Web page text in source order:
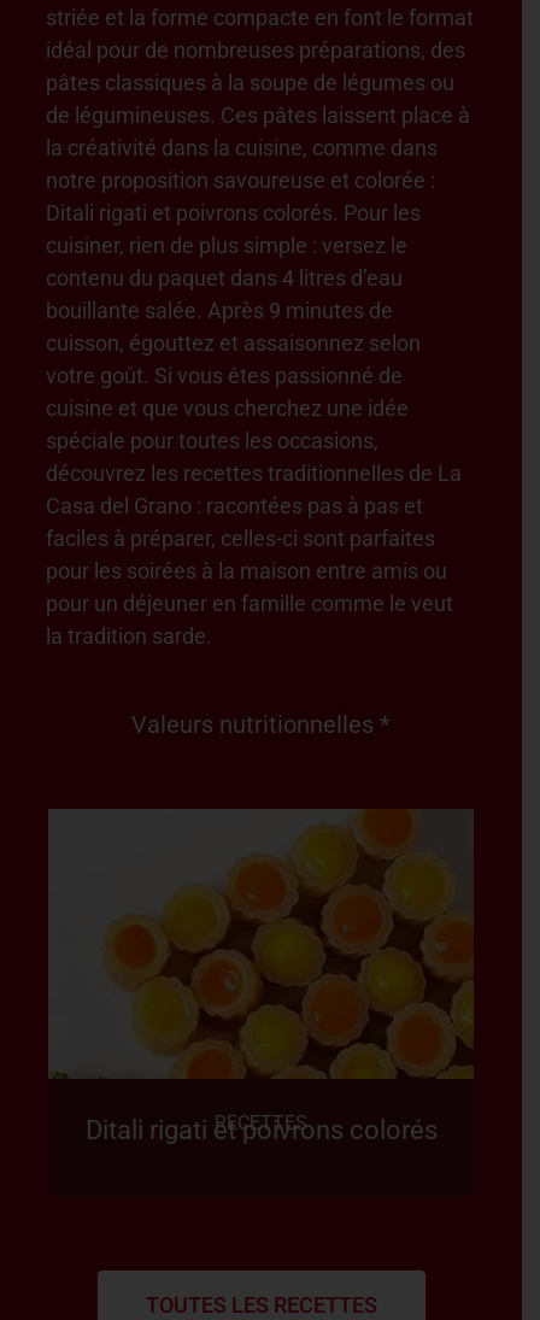
Valeurs nutritionnelles *
striée et la forme compacte en font le format
idéal pour de nombreuses préparations, des
pâtes classiques à la soupe de légumes ou
de légumineuses. Ces pâtes laissent place à
la créativité dans la cuisine, comme dans
notre proposition savoureuse et colorée :
Ditali rigati et poivrons colorés. Pour les
cuisiner, rien de plus simple : versez le
contenu du paquet dans 4 litres d’eau
bouillante salée. Après 9 minutes de
cuisson, égouttez et assaisonnez selon
votre goût. Si vous êtes passionné de
cuisine et que vous cherchez une idée
spéciale pour toutes les occasions,
découvrez les recettes traditionnelles de La
Casa del Grano : racontées pas à pas et
faciles à préparer, celles-ci sont parfaites
pour les soirées à la maison entre amis ou
pour un déjeuner en famille comme le veut
la tradition sarde.
RECETTES
Ditali rigati et poivrons colorés
TOUTES LES RECETTES